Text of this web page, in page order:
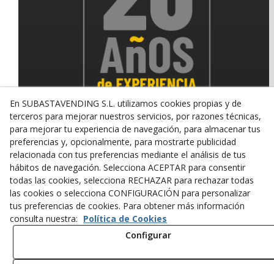
© 08/2026 SUBASTAVENDING SL - Todos los derechos
reservados.
Política de Privacidad Aviso Legal Política de Cookies
En SUBASTAVENDING S.L. utilizamos cookies propias y de
terceros para mejorar nuestros servicios, por razones técnicas,
para mejorar tu experiencia de navegación, para almacenar tus
preferencias y, opcionalmente, para mostrarte publicidad
relacionada con tus preferencias mediante el análisis de tus
hábitos de navegación. Selecciona ACEPTAR para consentir
todas las cookies, selecciona RECHAZAR para rechazar todas
las cookies o selecciona CONFIGURACIÓN para personalizar
tus preferencias de cookies. Para obtener más información
consulta nuestra: Política de Cookies
Configurar